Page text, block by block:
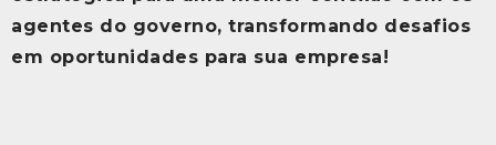
agentes do governo, transformando desafios
em oportunidades para sua empresa!